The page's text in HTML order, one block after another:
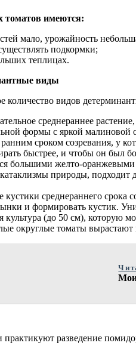
томатов имеются:
мало, урожайность
подкормки;
теплицах.
виды
количество видов
среднераннее
формы с яркой
сроком созревания, у
быстрее, и чтобы он был
большими желто-
катаклизмы природы,
кустики среднераннего срока
и формировать кустик.
культура (до 50 см), которую
округлые томаты
Мои
разведение